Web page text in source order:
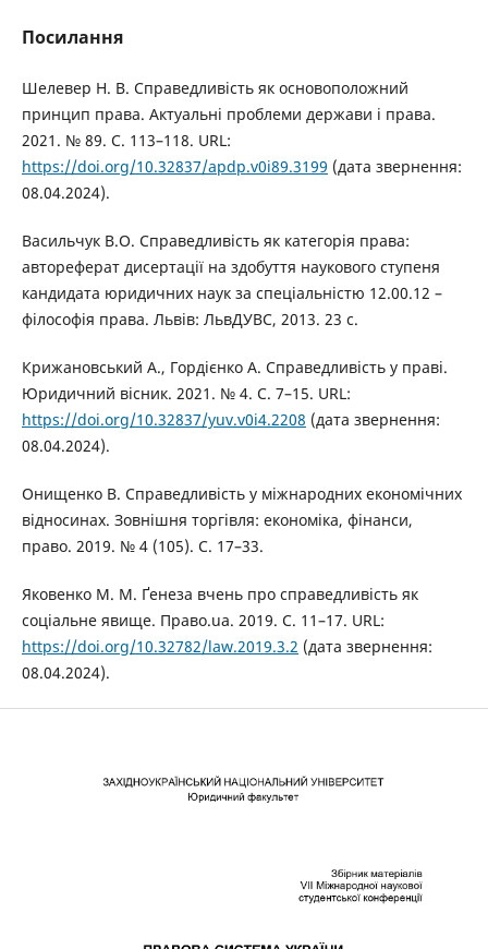
Посилання
Шелевер Н. В. Справедливість як основоположний
принцип права. Актуальні проблеми держави і права.
2021. № 89. С. 113–118. URL:
https://doi.org/10.32837/apdp.v0i89.3199 (дата звернення:
08.04.2024).
Васильчук В.О. Справедливість як категорія права:
автореферат дисертації на здобуття наукового ступеня
кандидата юридичних наук за спеціальністю 12.00.12 –
філософія права. Львів: ЛьвДУВС, 2013. 23 с.
Крижановcький А., Гордієнко А. Справедливість у праві.
Юридичний вісник. 2021. № 4. С. 7–15. URL:
https://doi.org/10.32837/yuv.v0i4.2208 (дата звернення:
08.04.2024).
Онищенко В. Справедливість у міжнародних економічних
відносинах. Зовнішня торгівля: економіка, фінанси,
право. 2019. № 4 (105). С. 17–33.
Яковенко М. М. Ґенеза вчень про справедливість як
соціальне явище. Право.ua. 2019. С. 11–17. URL:
https://doi.org/10.32782/law.2019.3.2 (дата звернення:
08.04.2024).